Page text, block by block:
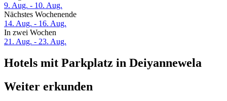
9. Aug. - 10. Aug.
Nächstes Wochenende
14. Aug. - 16. Aug.
In zwei Wochen
21. Aug. - 23. Aug.
Hotels mit Parkplatz in Deiyannewela
Weiter erkunden